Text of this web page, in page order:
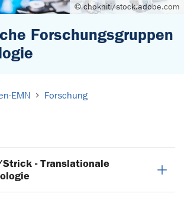
© chokniti/stock.adobe.com
Forschungsgruppen
EMN Forschung
- Translationale